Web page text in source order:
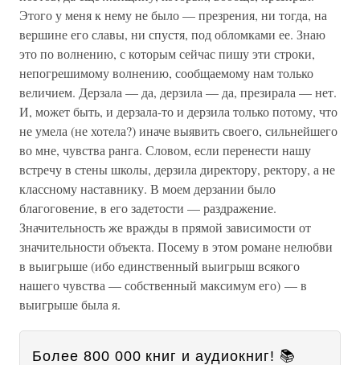
Этого у меня к нему не было — презрения, ни тогда, на
вершине его славы, ни спустя, под обломками ее. Знаю
это по волнению, с которым сейчас пишу эти строки,
непогрешимому волнению, сообщаемому нам только
величием. Дерзала — да, дерзила — да, презирала — нет.
И, может быть, и дерзала-то и дерзила только потому, что
не умела (не хотела?) иначе выявить своего, сильнейшего
во мне, чувства ранга. Словом, если перенести нашу
встречу в стены школы, дерзила директору, ректору, а не
классному наставнику. В моем дерзании было
благоговение, в его задетости — раздражение.
Значительность же вражды в прямой зависимости от
значительности объекта. Посему в этом романе нелюбви
в выигрыше (ибо единственный выигрыш всякого
нашего чувства — собственный максимум его) — в
выигрыше была я.
Более 800 000 книг и аудиокниг! 📚